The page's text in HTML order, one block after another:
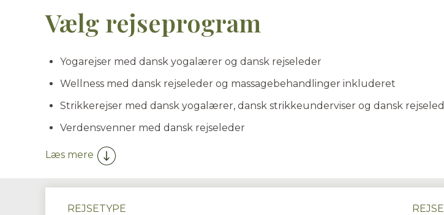
Vælg rejseprogram
Yogarejser med dansk yogalærer og dansk rejseleder
Wellness med dansk rejseleder og massagebehandlinger inkluderet
Strikkerejser med dansk yogalærer, dansk strikkeunderviser og dansk
Verdensvenner med dansk rejseleder
Læs mere
REJSETYPE